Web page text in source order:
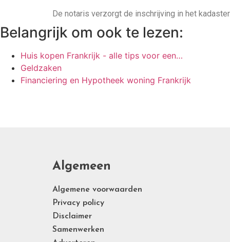
De notaris verzorgt de inschrijving in het
Belangrijk om ook te lezen:
Huis kopen Frankrijk - alle tips voor een…
Geldzaken
Financiering en Hypotheek woning Frankrijk
Algemeen
Algemene voorwaarden
Privacy policy
Disclaimer
Samenwerken